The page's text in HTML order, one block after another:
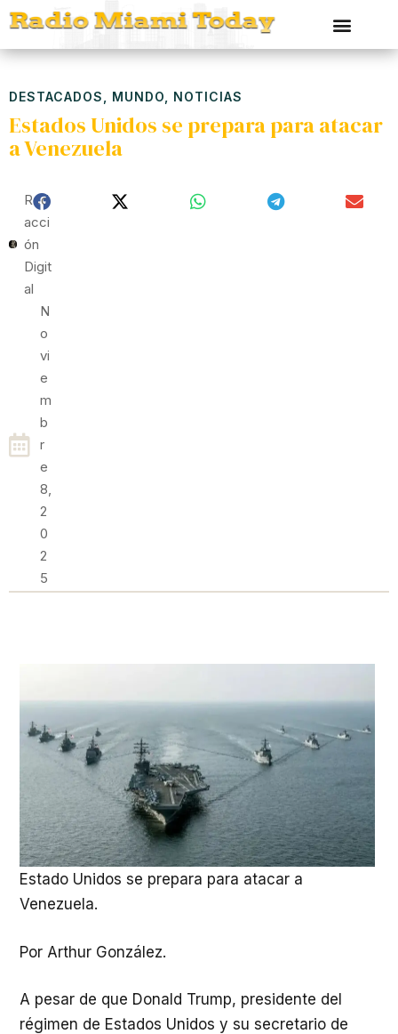
DESTACADOS MUNDO NOTICIAS
Estados Unidos se prepara para atacar
a Venezuela
Red
Acci
Ón
Digit
Al
N
O
Vi
E
M
B
R
E
8,
2
0
2
5
Estado Unidos se prepara para atacar a
Venezuela.
Por Arthur González.
A pesar de que Donald Trump, presidente del
régimen de Estados Unidos y su secretario de